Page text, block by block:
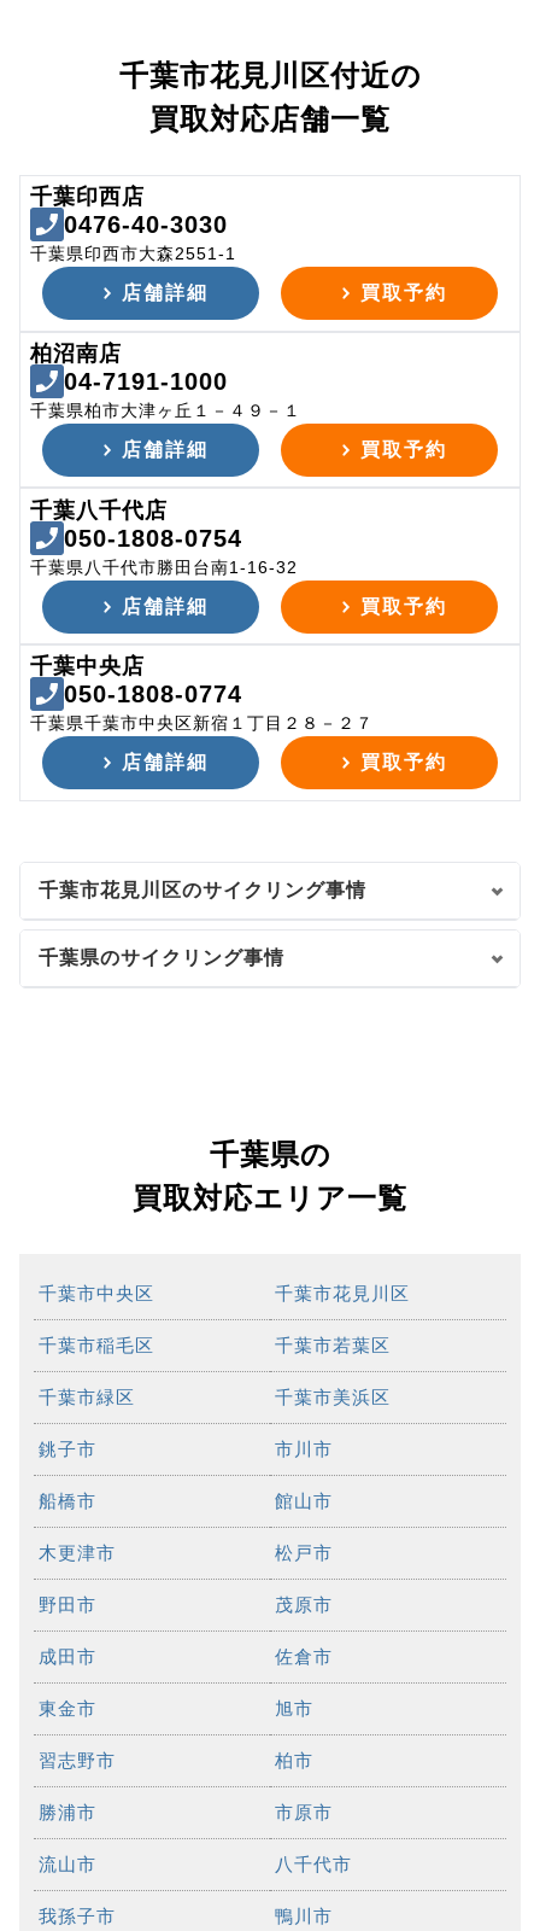
千葉市花見川区付近の
買取対応店舗一覧
千葉印西店
0476-40-3030
千葉県印西市大森2551-1
店舗詳細 買取予約
柏沼南店
04-7191-1000
千葉県柏市大津ヶ丘１－４９－１
店舗詳細 買取予約
千葉八千代店
050-1808-0754
千葉県八千代市勝田台南1-16-32
店舗詳細 買取予約
千葉中央店
050-1808-0774
千葉県千葉市中央区新宿１丁目２８－２７
店舗詳細 買取予約
千葉市花見川区のサイクリング事情
千葉県のサイクリング事情
千葉県の
買取対応エリア一覧
千葉市中央区 千葉市花見川区
千葉市稲毛区 千葉市若葉区
千葉市緑区 千葉市美浜区
銚子市 市川市
船橋市 館山市
木更津市 松戸市
野田市 茂原市
成田市 佐倉市
東金市 旭市
習志野市 柏市
勝浦市 市原市
流山市 八千代市
我孫子市 鴨川市